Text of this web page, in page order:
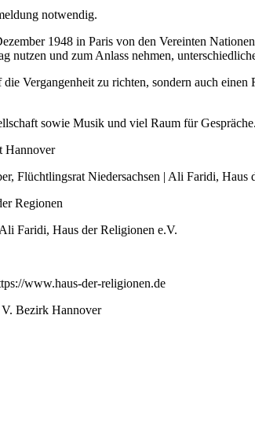
notwendig.
1948 in Paris von den Vereinten
nutzen und zum Anlass nehmen,
Vergangenheit zu richten, sondern auch
sowie Musik und viel Raum für Gespräche.
Hannover
Flüchtlingsrat Niedersachsen | Ali Faridi, Haus
Regionen
Faridi, Haus der Religionen e.V.
www.haus-der-religionen.de
V. Bezirk Hannover